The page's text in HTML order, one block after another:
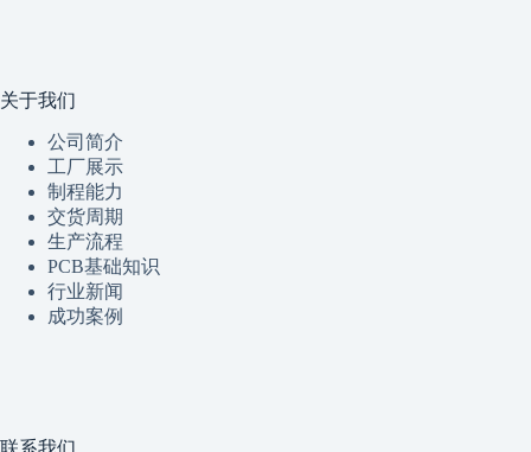
关于我们
公司简介
工厂展示
制程能力
交货周期
生产流程
PCB基础知识
行业新闻
成功案例